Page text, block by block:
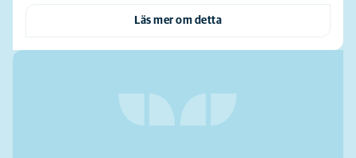
Läs mer om detta